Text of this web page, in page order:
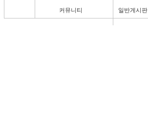
커뮤니티 일반게시판